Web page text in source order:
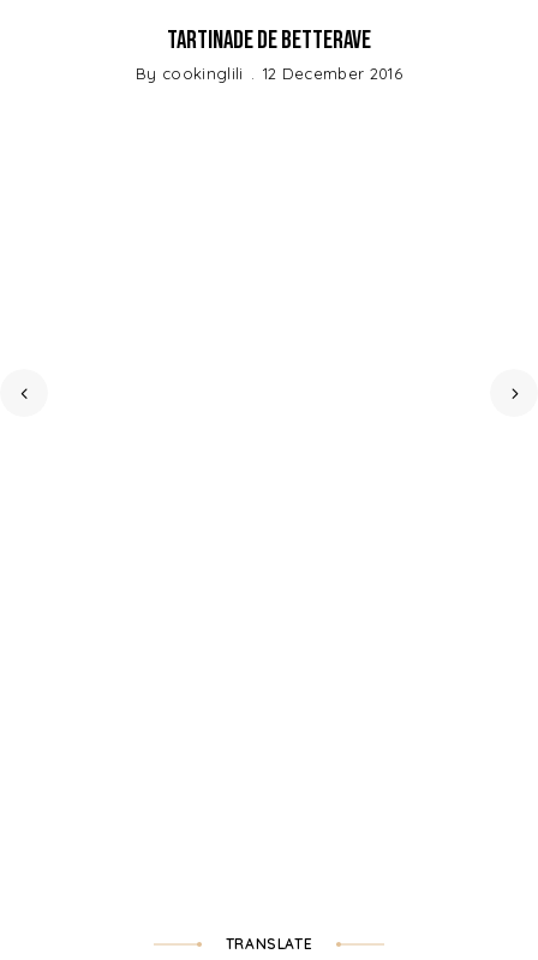
Tartinade de Betterave
By cookinglili 12 December 2016
TRANSLATE